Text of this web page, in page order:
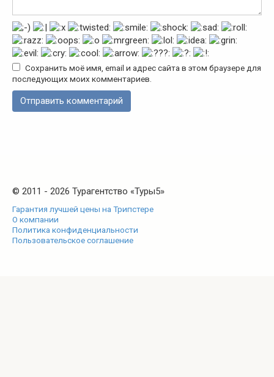
Сохранить моё имя, email и адрес сайта в этом браузере для
последующих моих комментариев.
© 2011 - 2026 Турагентство «Туры5»
Гарантия лучшей цены на Трипстере
О компании
Политика конфиденциальности
Пользовательское соглашение